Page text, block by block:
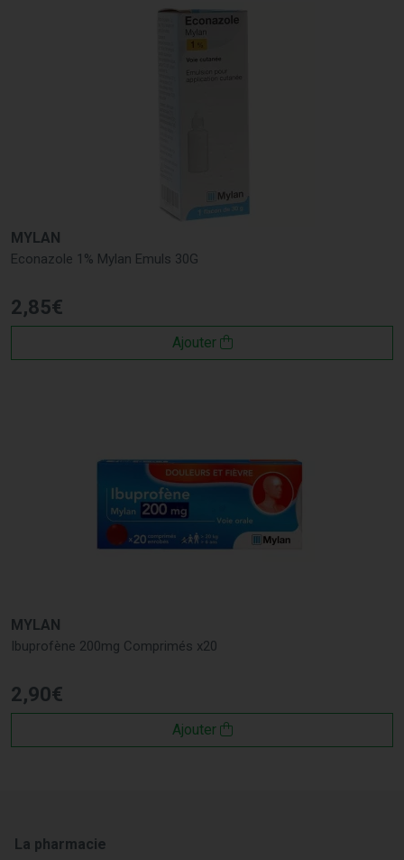
MYLAN
Econazole 1% Mylan Emuls 30G
2,85€
Ajouter
MYLAN
Ibuprofène 200mg Comprimés x20
2,90€
Ajouter
La pharmacie